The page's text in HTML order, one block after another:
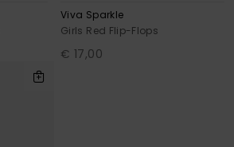
Viva Sparkle
Girls Red Flip-Flops
€ 17,00